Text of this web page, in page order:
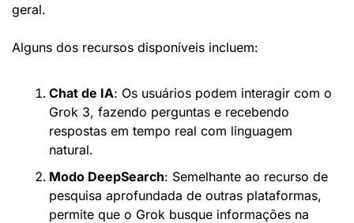
geral.
Alguns dos recursos disponíveis incluem:
Chat de IA: Os usuários podem interagir com o
Grok 3, fazendo perguntas e recebendo
respostas em tempo real com linguagem
natural.
Modo DeepSearch: Semelhante ao recurso de
pesquisa aprofundada de outras plataformas,
permite que o Grok busque informações na